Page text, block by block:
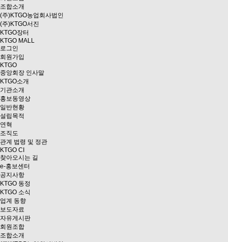
조합소개
(주)KTGO농업회사법인
(주)KTGO서진
KTGO장터
KTGO MALL
로그인
회원가입
KTGO
중앙회장 인사말
KTGO소개
기관소개
홍보동영상
일반현황
설립목적
연혁
조직도
관계 법령 및 정관
KTGO CI
찾아오시는 길
e-홍보센터
공지사항
KTGO 동정
KTGO 소식
업계 동향
보도자료
자유게시판
회원조합
조합소개